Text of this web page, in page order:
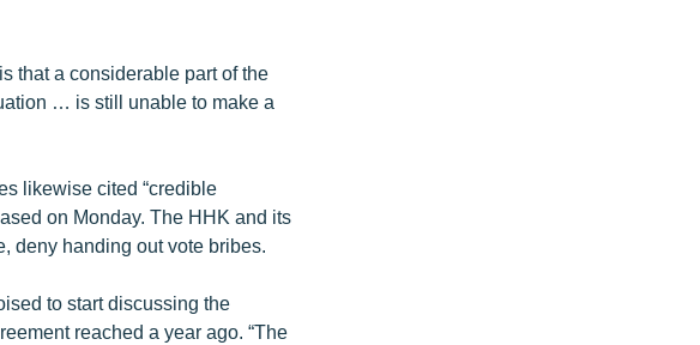
that a considerable part of the
… is still unable to make a
likewise cited “credible
on Monday. The HHK and its
deny handing out vote bribes.
to start discussing the
reached a year ago. “The